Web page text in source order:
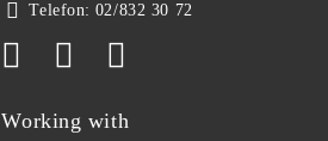
Telefon: 02/832 30 72
Working with